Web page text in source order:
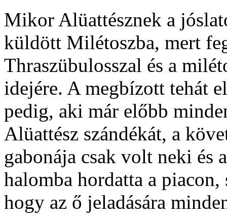
Mikor Alüattésznek a
küldött Milétoszba, mert
Thraszübulosszal és a
idejére. A megbízott tehát
pedig, aki már előbb
Alüattész szándékát, a
gabonája csak volt neki és
halomba hordatta a
hogy az ő jeladására